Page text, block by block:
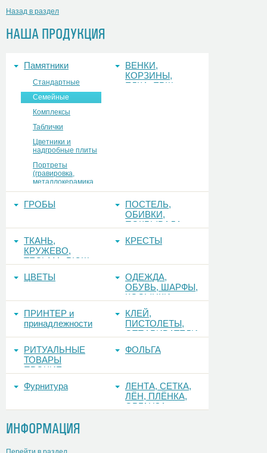
НАША ПРОДУКЦИЯ
Памятники
Стандартные
Семейные
Комплексы
Таблички
Цветники и
надгробные плиты
Портреты
(гравировка,
металлокерамика,
керамогранит,
ВЕНКИ,
КОРЗИНЫ,
ЕЛКА, ЕРШ,
ГРОБЫ
ПОСТЕЛЬ,
ОБИВКИ,
ПОКРЫВАЛА
ТКАНЬ,
КРУЖЕВО,
ТЕСЬМА, РЮШ
КРЕСТЫ
ЦВЕТЫ
ОДЕЖДА,
ОБУВЬ, ШАРФЫ,
КОСЫНКИ
ПРИНТЕР и
принадлежности
КЛЕЙ,
ПИСТОЛЕТЫ,
ОТПАРИВАТЕЛИ
РИТУАЛЬНЫЕ
ТОВАРЫ
ПРОЧИЕ
ФОЛЬГА
Фурнитура
ЛЕНТА, СЕТКА,
ЛЁН, ПЛЁНКА,
ОРГАНЗА
ИНФОРМАЦИЯ
Назад в раздел